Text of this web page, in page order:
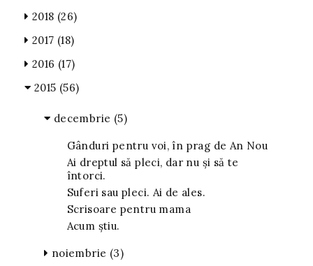
2018 (26)
2017 (18)
2016 (17)
2015 (56)
decembrie (5)
Gânduri pentru voi, în prag de An Nou
Ai dreptul să pleci, dar nu și să te
întorci.
Suferi sau pleci. Ai de ales.
Scrisoare pentru mama
Acum știu.
noiembrie (3)